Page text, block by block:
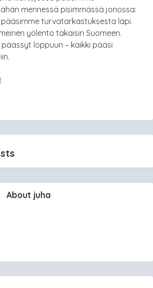
mennessä pisimmässä jonossa:
turvatarkastuksesta läpi.
yölento takaisin Suomeen.
päässyt loppuun – kaikki pääsi
About juha